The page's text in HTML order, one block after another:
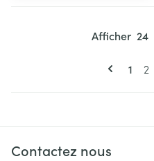
1 2
Afficher
Contactez nous